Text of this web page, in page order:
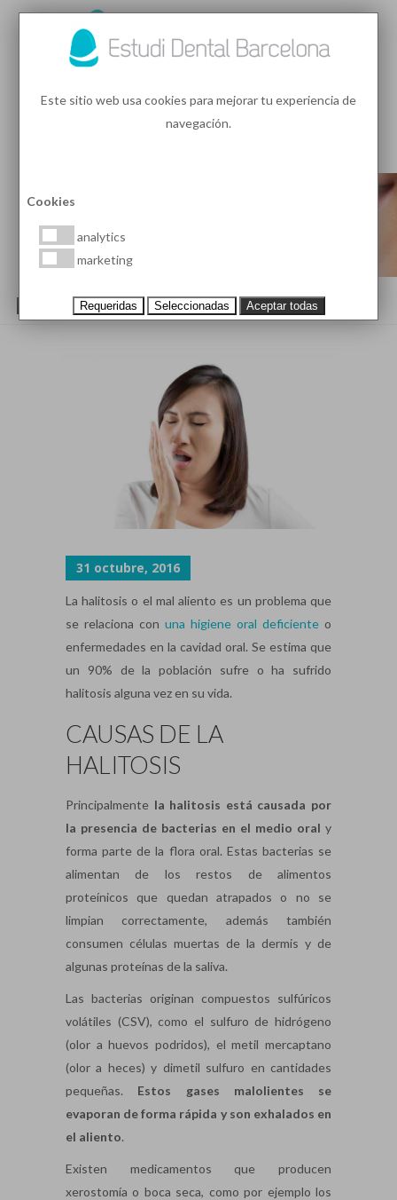
HALITOSIS O MAL ALIENTO
31 octubre, 2016
La halitosis o el mal aliento es un problema que
se relaciona con una higiene oral deficiente o
enfermedades en la cavidad oral. Se estima que
un 90% de la población sufre o ha sufrido
halitosis alguna vez en su vida.
CAUSAS DE LA
HALITOSIS
Principalmente la halitosis está causada por
la presencia de bacterias en el medio oral y
forma parte de la flora oral. Estas bacterias se
alimentan de los restos de alimentos
proteínicos que quedan atrapados o no se
limpian correctamente, además también
consumen células muertas de la dermis y de
algunas proteínas de la saliva.
Las bacterias originan compuestos sulfúricos
volátiles (CSV), como el sulfuro de hidrógeno
(olor a huevos podridos), el metil mercaptano
(olor a heces) y dimetil sulfuro en cantidades
pequeñas. Estos gases malolientes se
evaporan de forma rápida y son exhalados en
el aliento.
Existen medicamentos que producen
xerostomía o boca seca, como por ejemplo los
Este sitio web usa cookies para mejorar tu experiencia de
navegación.
Cookies
analytics
marketing
Requeridas Seleccionadas Aceptar todas